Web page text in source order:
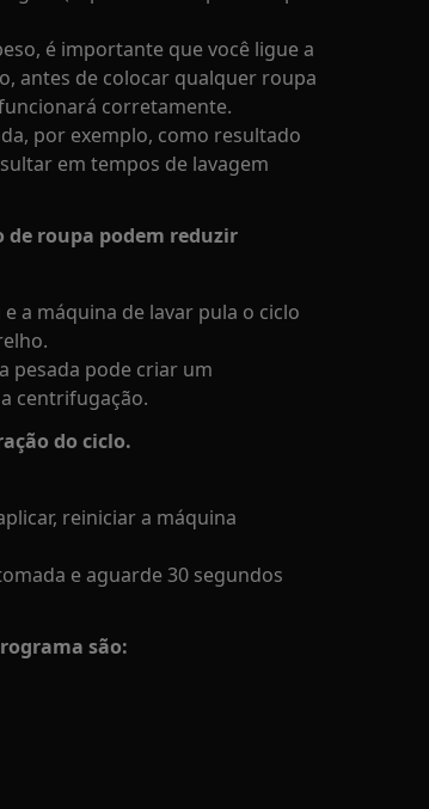
é importante que você ligue a
antes de colocar qualquer roupa
corretamente.
por exemplo, como resultado
em tempos de lavagem
roupa podem reduzir
a máquina de lavar pula o ciclo
pesada pode criar um
centrifugação.
do ciclo.
reiniciar a máquina
e aguarde 30 segundos
são: